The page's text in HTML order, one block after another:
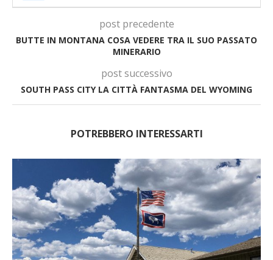
post precedente
BUTTE IN MONTANA COSA VEDERE TRA IL SUO PASSATO
MINERARIO
post successivo
SOUTH PASS CITY LA CITTÀ FANTASMA DEL WYOMING
POTREBBERO INTERESSARTI